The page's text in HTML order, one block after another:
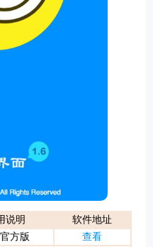
说明
软件地址
方版
查看